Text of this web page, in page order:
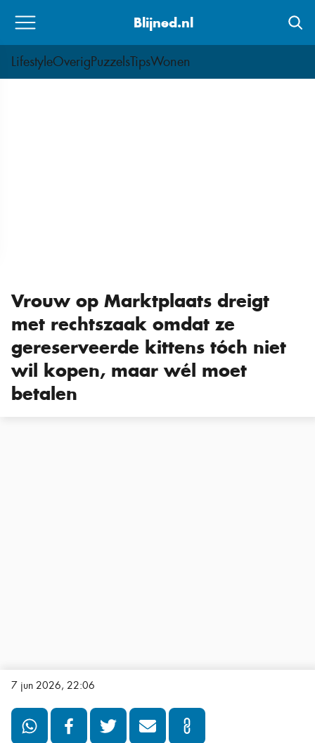
Blijned.nl
LifestyleOverigPuzzelsTipsWonen
Vrouw op Marktplaats dreigt
met rechtszaak omdat ze
gereserveerde kittens tóch niet
wil kopen, maar wél moet
betalen
7 jun 2026, 22:06